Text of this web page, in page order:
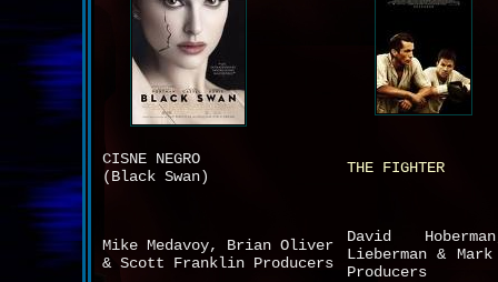
CISNE NEGRO
(Black Swan)
THE FIGHTER
Mike Medavoy, Brian Oliver
& Scott Franklin Producers
David
Lieberman & Mark
Producers